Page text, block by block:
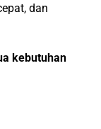
dan
kebutuhan